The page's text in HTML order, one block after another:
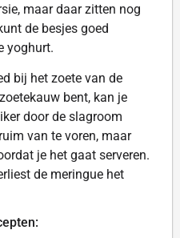
maar daar zitten nog
de besjes goed
yoghurt.
bij het zoete van de
bent, kan je
door de slagroom
van te voren, maar
je het gaat serveren.
de meringue het